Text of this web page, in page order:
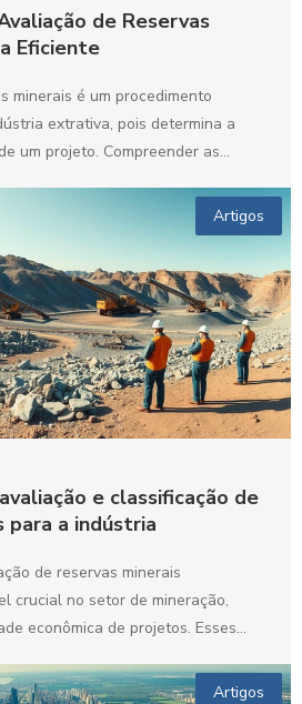
de Reservas
Eficiente
minerais é um procedimento
extrativa, pois determina a
um projeto. Compreender as
Artigos
e classificação de
para a indústria
de reservas minerais
crucial no setor de mineração,
econômica de projetos. Esses
Artigos